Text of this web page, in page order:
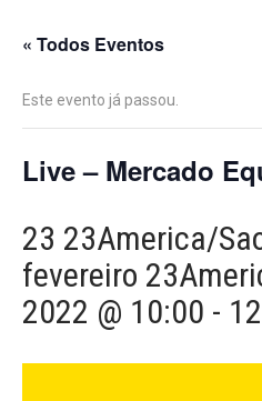
« Todos Eventos
Este evento já passou.
Live – Mercado
23 23America/
fevereiro
2022 @ 10:00 -